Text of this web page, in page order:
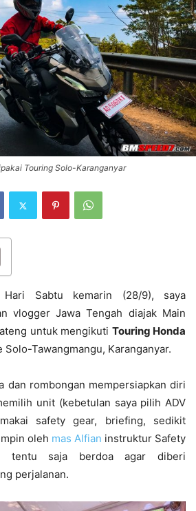
Touring Solo-Karanganyar
Hari Sabtu kemarin (28/9), saya
vlogger Jawa Tengah diajak Main
untuk mengikuti Touring Honda
Solo-Tawangmangu, Karanganyar.
dan rombongan mempersiapkan diri
unit (kebetulan saya pilih ADV
safety gear, briefing, sedikit
oleh mas Alfian instruktur Safety
tentu saja berdoa agar diberi
perjalanan.